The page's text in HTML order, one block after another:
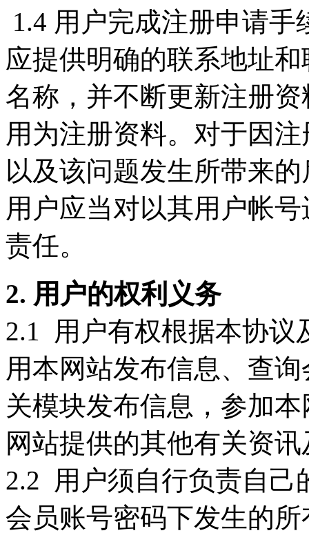
1.4 用户完成注册申请
应提供明确的联系地址
名称，并不断更新注册
用为注册资料。对于因
以及该问题发生所带来
用户应当对以其用户帐
责任。
2. 用户的权利义务
2.1 用户有权根据本协议
用本网站发布信息、查
关模块发布信息，参加
网站提供的其他有关资
2.2 用户须自行负责自己
会员账号密码下发生的